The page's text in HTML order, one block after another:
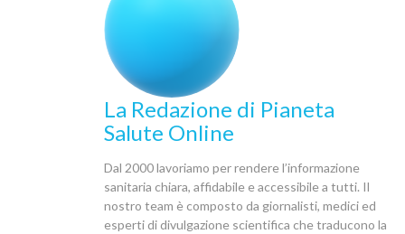
La Redazione di Pianeta
Salute Online
Dal 2000 lavoriamo per rendere l’informazione
sanitaria chiara, affidabile e accessibile a tutti. Il
nostro team è composto da giornalisti, medici ed
esperti di divulgazione scientifica che traducono la